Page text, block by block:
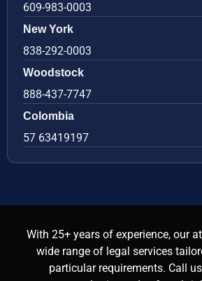
609-983-0003
New York
838-292-0003
Woodstock
888-437-7747
Colombia
57 63419197
With 25+ years of experience, our
wide range of legal services
particular requirements. Call